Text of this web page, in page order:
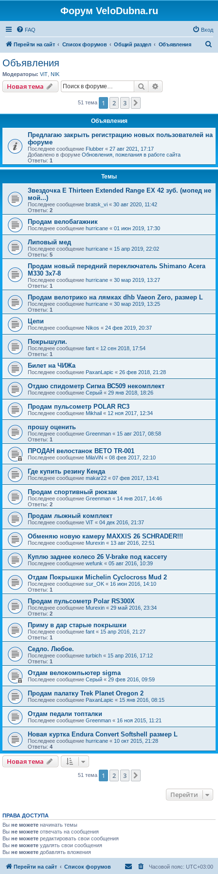
Форум VeloDubna.ru
FAQ Вход
Перейти на сайт Список форумов Общий раздел Объявления
Объявления
Модераторы: ViT NIK
Новая тема Поиск
51 тема 1 2 3
Объявления
Предлагаю закрыть регистрацию новых пользователей на
форуме
Последнее сообщение Flubber « 27 авг 2021, 17:17
Добавлено в форуме Обновления, пожелания в работе сайта
Ответы: 1
Темы
Звездочка E Thirteen Extended Range EX 42 зуб. (мопед не
мой...)
Последнее сообщение bratsk_vi « 30 авг 2020, 11:42
Ответы: 2
Продам велобагажник
Последнее сообщение hurricane « 01 июн 2019, 17:30
Липовый мед
Последнее сообщение hurricane « 15 апр 2019, 22:02
Ответы: 5
Продам новый передний переключатель Shimano Acera
M330 3x7-8
Последнее сообщение hurricane « 30 мар 2019, 13:27
Ответы: 1
Продам велотрико на лямках dhb Vaeon Zero, размер L
Последнее сообщение hurricane « 30 мар 2019, 13:25
Ответы: 1
Цепи
Последнее сообщение Nikos « 24 фев 2019, 20:37
Покрышули.
Последнее сообщение fant « 12 сен 2018, 17:54
Ответы: 1
Билет на ЧИЖа
Последнее сообщение PaxanLapic « 26 фев 2018, 21:28
Отдаю спидометр Сигма ВС509 некомплект
Последнее сообщение Серый « 29 янв 2018, 18:26
Продам пульсометр POLAR RC3
Последнее сообщение Mikhail « 12 ноя 2017, 12:34
прошу оценить
Последнее сообщение Greenman « 15 авг 2017, 08:58
Ответы: 1
ПРОДАН велостанок BETO TR-001
Последнее сообщение MilaViN « 08 фев 2017, 22:10
Где купить резину Кенда
Последнее сообщение makar22 « 07 фев 2017, 13:41
Продам спортивный рюкзак
Последнее сообщение Greenman « 14 янв 2017, 14:46
Ответы: 2
Продам лыжный комплект
Последнее сообщение ViT « 04 дек 2016, 21:37
Обменяю новую камеру MAXXIS 26 SCHRADER!!!
Последнее сообщение Murexin « 13 авг 2016, 22:51
Куплю заднее колесо 26 V-brake под кассету
Последнее сообщение wefunk « 05 авг 2016, 10:39
Отдам Покрышки Michelin Cyclocross Mud 2
Последнее сообщение sur_OK « 16 июн 2016, 14:10
Ответы: 1
Продам пульсометр Polar RS300X
Последнее сообщение Murexin « 29 май 2016, 23:34
Ответы: 2
Приму в дар старые покрышки
Последнее сообщение fant « 15 апр 2016, 21:27
Ответы: 1
Седло. Любое.
Последнее сообщение turbich « 15 апр 2016, 17:12
Ответы: 1
Отдам велокомпьютер sigma
Последнее сообщение Серый « 29 фев 2016, 09:59
Продам палатку Trek Planet Oregon 2
Последнее сообщение PaxanLapic « 15 янв 2016, 08:15
Отдам педали топталки
Последнее сообщение Greenman « 16 ноя 2015, 11:21
Новая куртка Endura Convert Softshell размер L
Последнее сообщение hurricane « 10 окт 2015, 21:28
Ответы: 4
Новая тема
51 тема 1 2 3
Перейти
ПРАВА ДОСТУПА
Вы не можете начинать темы
Вы не можете отвечать на сообщения
Вы не можете редактировать свои сообщения
Вы не можете удалять свои сообщения
Вы не можете добавлять вложения
Перейти на сайт Список форумов Часовой пояс: UTC+03:00